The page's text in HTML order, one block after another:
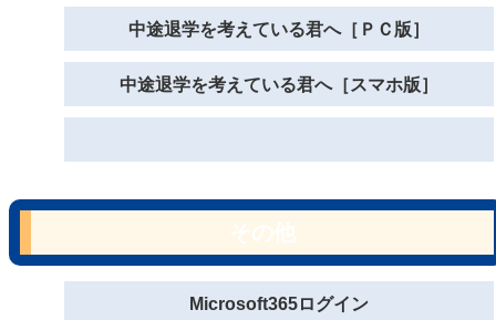
中途退学を考えている君へ［ＰＣ版］
中途退学を考えている君へ［スマホ版］
Microsoft365ログイン